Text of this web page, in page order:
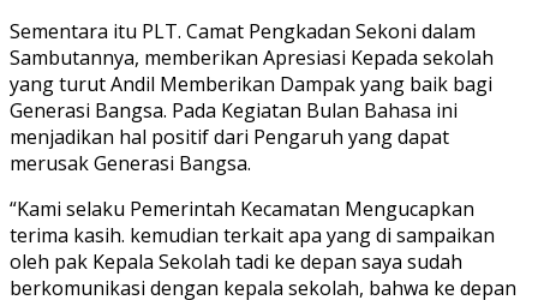
Sementara itu PLT. Camat Pengkadan Sekoni dalam
Sambutannya, memberikan Apresiasi Kepada sekolah
yang turut Andil Memberikan Dampak yang baik bagi
Generasi Bangsa. Pada Kegiatan Bulan Bahasa ini
menjadikan hal positif dari Pengaruh yang dapat
merusak Generasi Bangsa.
“Kami selaku Pemerintah Kecamatan Mengucapkan
terima kasih. kemudian terkait apa yang di sampaikan
oleh pak Kepala Sekolah tadi ke depan saya sudah
berkomunikasi dengan kepala sekolah, bahwa ke depan